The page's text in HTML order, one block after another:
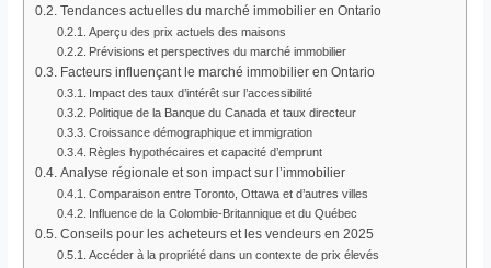
Tendances actuelles du marché immobilier en Ontario
Aperçu des prix actuels des maisons
Prévisions et perspectives du marché immobilier
Facteurs influençant le marché immobilier en Ontario
Impact des taux d’intérêt sur l’accessibilité
Politique de la Banque du Canada et taux directeur
Croissance démographique et immigration
Règles hypothécaires et capacité d’emprunt
Analyse régionale et son impact sur l’immobilier
Comparaison entre Toronto, Ottawa et d’autres villes
Influence de la Colombie-Britannique et du Québec
Conseils pour les acheteurs et les vendeurs en 2025
Accéder à la propriété dans un contexte de prix élevés